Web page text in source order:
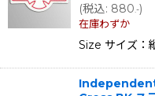
(税込: 880 .-)
在庫わずか
Size サイズ：